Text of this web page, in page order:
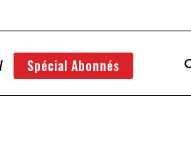
Spécial Abonnés